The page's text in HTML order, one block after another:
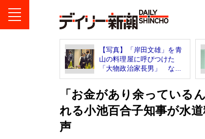
【写真】「岸田文雄」を青
山の料理屋に呼びつけた
「大物政治家長男」 な...
「お金があり余っている
れる小池百合子知事が水
声